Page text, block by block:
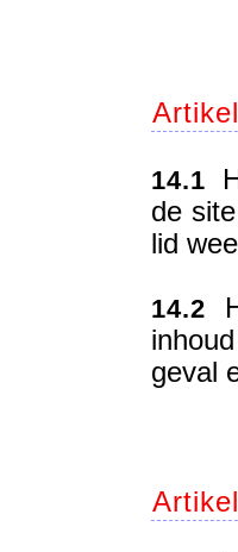
14.1
de
lid
14.2
geval